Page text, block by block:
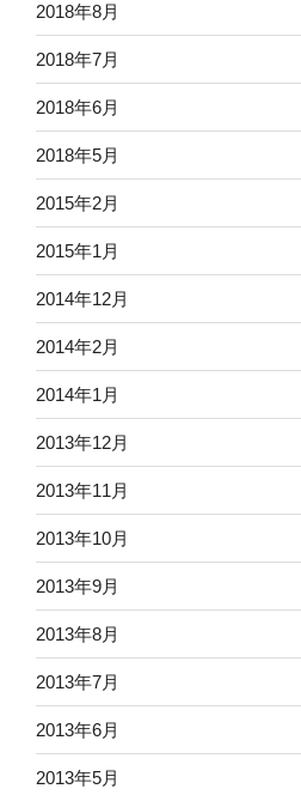
2018年8月
2018年7月
2018年6月
2018年5月
2015年2月
2015年1月
2014年12月
2014年2月
2014年1月
2013年12月
2013年11月
2013年10月
2013年9月
2013年8月
2013年7月
2013年6月
2013年5月